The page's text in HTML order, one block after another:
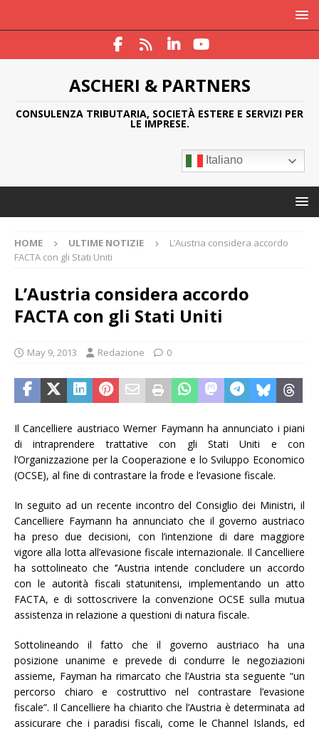
ASCHERI & PARTNERS
CONSULENZA TRIBUTARIA, SOCIETÀ ESTERE E SERVIZI PER
LE IMPRESE.
Italiano
HOME ULTIME NOTIZIE
L’Austria considera accordo
FACTA con gli Stati Uniti
L’Austria considera accordo
FACTA con gli Stati Uniti
May 9, 2013 Redazione 0
Il Cancelliere austriaco Werner Faymann ha annunciato i piani
di intraprendere trattative con gli Stati Uniti e con
l’Organizzazione per la Cooperazione e lo Sviluppo Economico
(OCSE), al fine di contrastare la frode e l’evasione fiscale.
In seguito ad un recente incontro del Consiglio dei Ministri, il
Cancelliere Faymann ha annunciato che il governo austriaco
ha preso due decisioni, con l’intenzione di dare maggiore
vigore alla lotta all’evasione fiscale internazionale. Il Cancelliere
ha sottolineato che ‘’Austria intende concludere un accordo
con le autorità fiscali statunitensi, implementando un atto
FACTA, e di sottoscrivere la convenzione OCSE sulla mutua
assistenza in relazione a questioni di natura fiscale.
Sottolineando il fatto che il governo austriaco ha una
posizione unanime e prevede di condurre le negoziazioni
assieme, Fayman ha rimarcato che l’Austria sta seguente “un
percorso chiaro e costruttivo nel contrastare l’evasione
fiscale”. Il Cancelliere ha chiarito che l’Austria è determinata ad
assicurare che i paradisi fiscali, come le Channel Islands, ed